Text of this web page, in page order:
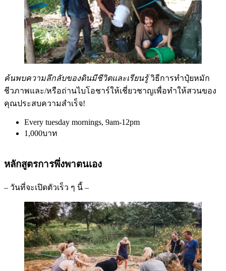
ค้นพบความลึกลับของดินมีชีวิตและเรียนรู้วิธีการทำปุ๋ยหมัก
ชีวภาพและ/หรือถ่านไบโอชาร์ให้เชี่ยวชาญเพื่อทำให้สวนของ
คุณประสบความสำเร็จ!
Every tuesday mornings, 9am-12pm
1,000บาท
หลักสูตรการพึ่งพาตนเอง
– วันที่จะเปิดตัวเร็ว ๆ นี้ –